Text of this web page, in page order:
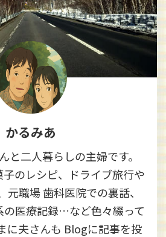
かるみあ
と二人暮らしの主婦です。
のレシピ、ドライブ旅行や
元職場 歯科医院での裏話、
の医療記録…など色々綴って
に夫さんも Blogに記事を投